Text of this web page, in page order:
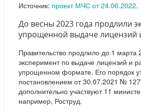
Источник: проект МЧС от 24.06.2022.
До весны 2023 года продлили
упрощенной выдаче лицензий
Правительство продлило до 1 марта
эксперимент по выдаче лицензий и
упрощенном формате. Его порядок
постановлением от 30.07.2021 №
дополнительно участвуют 11
например, Роструд.